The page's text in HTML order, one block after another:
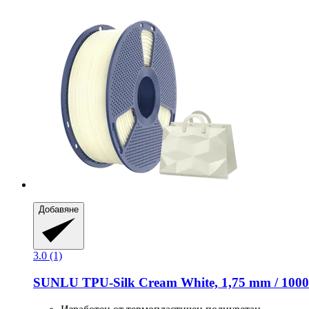
Добавяне
3.0 (1)
SUNLU TPU-​Silk Cream White, 1,75 mm /